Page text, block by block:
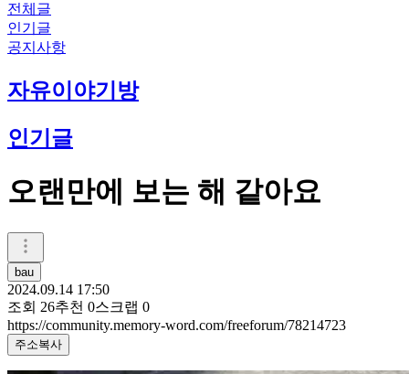
전체글
인기글
공지사항
자유이야기방
인기글
오랜만에 보는 해 같아요
bau
2024.09.14 17:50
조회 26추천 0스크랩 0
https://community.memory-word.com/freeforum/78214723
주소복사